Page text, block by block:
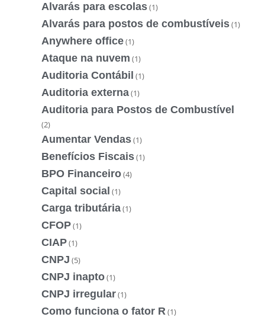
Alvarás para escolas(1)
Alvarás para postos de combustíveis(1)
Anywhere office(1)
Ataque na nuvem (1)
Auditoria Contábil (1)
Auditoria externa(1)
Auditoria para Postos de Combustível
(2)
Aumentar Vendas(1)
Benefícios Fiscais(1)
BPO Financeiro(4)
Capital social (1)
Carga tributária(1)
CFOP(1)
CIAP(1)
CNPJ (5)
CNPJ inapto(1)
CNPJ irregular(1)
Como funciona o fator R(1)